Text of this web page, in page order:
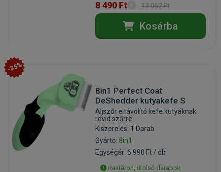
8 490 Ft 13 062 Ft
Kosárba
-35%
8in1 Perfect Coat
DeShedder kutyakefe S
Aljszőr eltávolító kefe kutyáknak
rövid szőrre
Kiszerelés: 1 Darab
Gyártó: 8in1
Egységár: 6 990 Ft / db
Raktáron, utolsó darabok